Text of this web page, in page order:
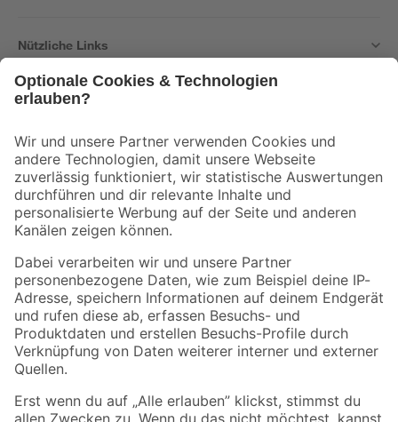
Nützliche Links
Der toom Newsletter: Keine Angebote und Aktionen mehr verpassen!
Zur Newsletter Anmeldung
Folge uns
Zahlungsarten Versandarten
Sicher einkaufen